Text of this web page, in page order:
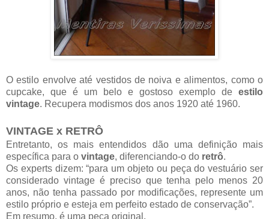
O estilo envolve até vestidos de noiva e alimentos, como o
cupcake, que é um belo e gostoso exemplo de estilo
vintage. Recupera modismos dos anos 1920 até 1960.
VINTAGE x RETRÔ
Entretanto, os mais entendidos dão uma definição mais
específica para o vintage, diferenciando-o do retrô.
Os experts dizem: “para um objeto ou peça do vestuário ser
considerado vintage é preciso que tenha pelo menos 20
anos, não tenha passado por modificações, represente um
estilo próprio e esteja em perfeito estado de conservação”.
Em resumo, é uma peça original.